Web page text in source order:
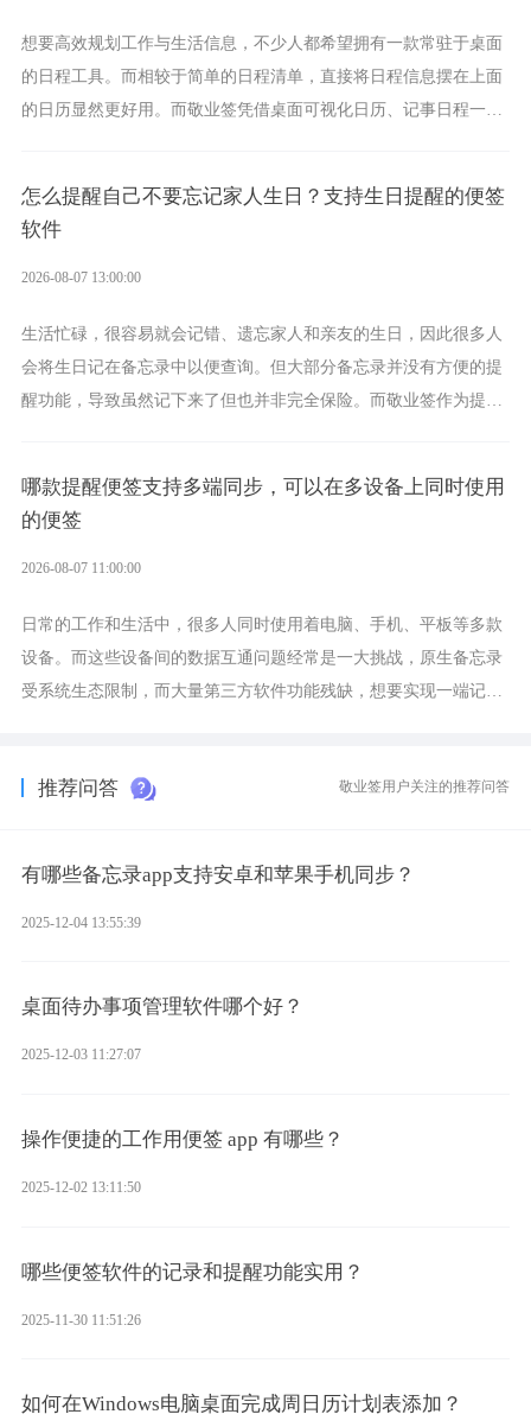
想要高效规划工作与生活信息，不少人都希望拥有一款常驻于桌面
的日程工具。而相较于简单的日程清单，直接将日程信息摆在上面
的日历显然更好用。而敬业签凭借桌面可视化日历、记事日程一体
怎么提醒自己不要忘记家人生日？支持生日提醒的便签
软件
2026-08-07 13:00:00
生活忙碌，很容易就会记错、遗忘家人和亲友的生日，因此很多人
会将生日记在备忘录中以便查询。但大部分备忘录并没有方便的提
醒功能，导致虽然记下来了但也并非完全保险。而敬业签作为提醒
哪款提醒便签支持多端同步，可以在多设备上同时使用
的便签
2026-08-07 11:00:00
日常的工作和生活中，很多人同时使用着电脑、手机、平板等多款
设备。而这些设备间的数据互通问题经常是一大挑战，原生备忘录
受系统生态限制，而大量第三方软件功能残缺，想要实现一端记
推荐问答 敬业签用户关注的推荐问答
有哪些备忘录app支持安卓和苹果手机同步？
2025-12-04 13:55:39
桌面待办事项管理软件哪个好？
2025-12-03 11:27:07
操作便捷的工作用便签 app 有哪些？
2025-12-02 13:11:50
哪些便签软件的记录和提醒功能实用？
2025-11-30 11:51:26
如何在Windows电脑桌面完成周日历计划表添加？